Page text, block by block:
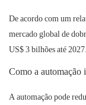
De acordo com um
mercado global de
US$ 3 bilhões até 2027.
Como a automação
A automação pode